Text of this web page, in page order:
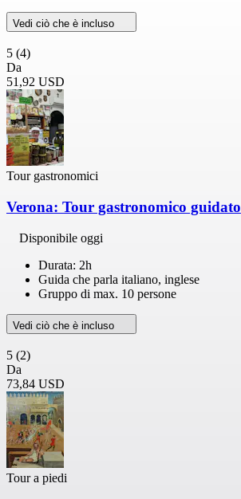
Vedi ciò che è incluso
5 (4)
Da
51,92 USD
Tour gastronomici
Verona: Tour gastronomico guidato
Disponibile oggi
Durata: 2h
Guida che parla italiano, inglese
Gruppo di max. 10 persone
Vedi ciò che è incluso
5 (2)
Da
73,84 USD
Tour a piedi